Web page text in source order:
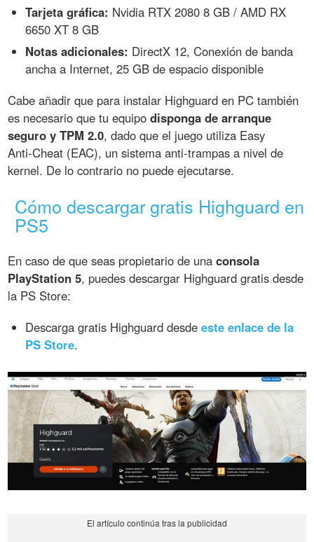
Tarjeta gráfica: Nvidia RTX 2080 8 GB / AMD RX
6650 XT 8 GB
Notas adicionales: DirectX 12, Conexión de banda
ancha a Internet, 25 GB de espacio disponible
Cabe añadir que para instalar Highguard en PC también
es necesario que tu equipodisponga de arranque
seguro y TPM 2.0, dado que el juego utiliza Easy
Anti‑Cheat (EAC), un sistema anti-trampas a nivel de
kernel. De lo contrario no puede ejecutarse.
Cómo descargar gratis Highguard en
PS5
En caso de que seas propietario de unaconsola
PlayStation 5, puedes descargar Highguard gratis desde
la PS Store:
Descarga gratis Highguard desdeeste enlace de la
PS Store.